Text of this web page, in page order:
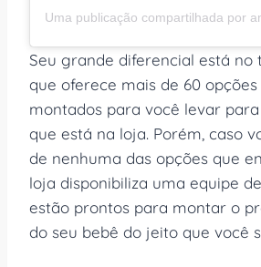
Seu grande diferencial está no
que oferece mais de 60
montados para você levar
que está na loja. Porém, caso
de nenhuma das opções que
loja disponibiliza uma equipe
estão prontos para montar o
do seu bebê do jeito que você